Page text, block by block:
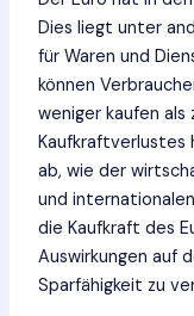
Dies liegt unter
für Waren und
können
weniger kaufen als
Kaufkraftverlustes
ab, wie der
und
die Kaufkraft des
Auswirkungen auf
Sparfähigkeit zu